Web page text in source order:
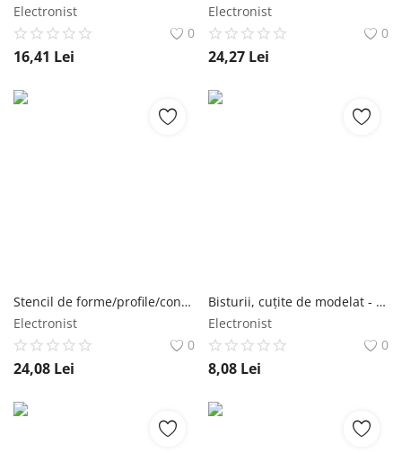
Electronist
0
16,41 Lei
Electronist
0
24,27 Lei
Stencil de forme/profile/contururi Iso Trade
Electronist
0
24,08 Lei
Bisturii, cuțite de modelat - set Iso Trade
Electronist
0
8,08 Lei